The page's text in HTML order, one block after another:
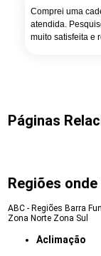
Comprei uma
atendida.
muito satisfeita e
Páginas
Regiões
ABC - Regiões Barra
Zona Norte Zona Sul
Aclimação